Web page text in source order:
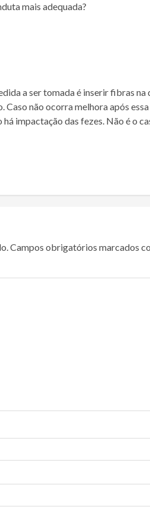
mais adequada?
a ser tomada é inserir fibras na
Caso não ocorra melhora após
impactação das fezes. Não é o
Campos obrigatórios marcados